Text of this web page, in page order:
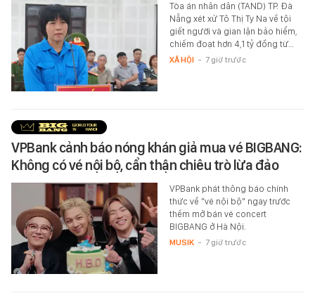
Tòa án nhân dân (TAND) TP. Đà
Nẵng xét xử Tô Thị Ty Na về tội
giết người và gian lận bảo hiểm,
chiếm đoạt hơn 4,1 tỷ đồng từ…
XÃ HỘI - 7 giờ trước
VPBank cảnh báo nóng khán giả mua vé BIGBANG:
Không có vé nội bộ, cẩn thận chiêu trò lừa đảo
VPBank phát thông báo chính
thức về "vé nội bộ" ngay trước
thềm mở bán vé concert
BIGBANG ở Hà Nội.
MUSIK - 7 giờ trước